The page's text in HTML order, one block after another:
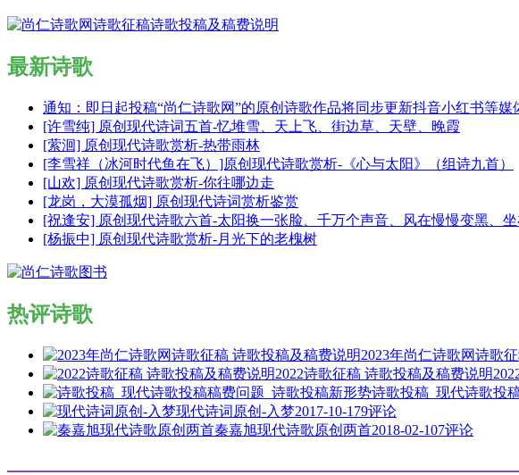
最新诗歌
通知：即日起投稿“尚仁诗歌网”的原创诗歌作品将同步更新抖音小红书等媒
[许雪纯] 原创现代诗词五首-忆堆雪、天上飞、街边草、天壁、晚霞
[萦洄] 原创现代诗歌赏析-热带雨林
[李雪祥（冰河时代鱼在飞）]原创现代诗歌赏析-《心与太阳》（组诗九首）
[山欢] 原创现代诗歌赏析-你往哪边走
[龙岗，大漠孤烟] 原创现代诗词赏析鉴赏
[祝逢安] 原创现代诗歌六首-太阳换一张脸、千万个声音、风在慢慢变黑、
[杨振中] 原创现代诗歌赏析-月光下的老槐树
热评诗歌
2023年尚仁诗歌网诗歌
2022诗歌征稿 诗歌投稿及稿费说明
诗歌投稿_现代诗歌投
现代诗词原创-入梦2017-10-179评论
秦嘉旭现代诗歌原创两首2018-02-107评论